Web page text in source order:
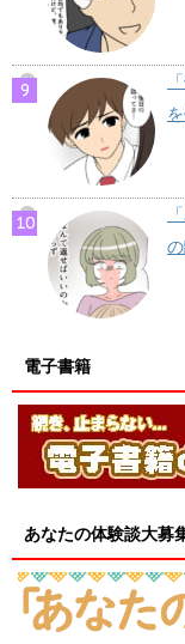
電子書籍
あなたの体験談大募